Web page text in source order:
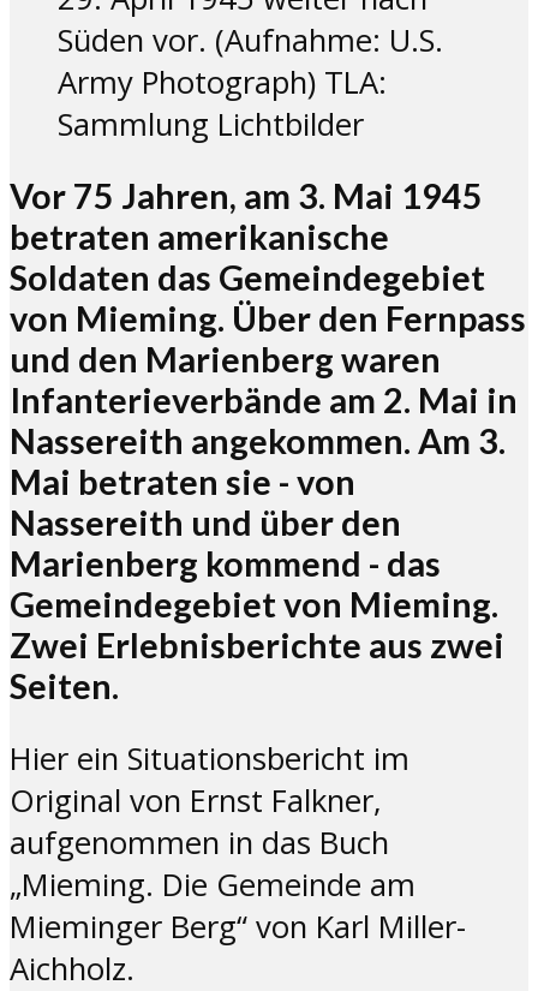
Süden vor. (Aufnahme: U.S.
Army Photograph) TLA:
Sammlung Lichtbilder
Vor 75 Jahren, am 3. Mai 1945
betraten amerikanische
Soldaten das Gemeindegebiet
von Mieming. Über den Fernpass
und den Marienberg waren
Infanterieverbände am 2. Mai in
Nassereith angekommen. Am 3.
Mai betraten sie - von
Nassereith und über den
Marienberg kommend - das
Gemeindegebiet von Mieming.
Zwei Erlebnisberichte aus zwei
Seiten.
Hier ein Situationsbericht im
Original von Ernst Falkner,
aufgenommen in das Buch
„Mieming. Die Gemeinde am
Mieminger Berg“ von Karl Miller-
Aichholz.